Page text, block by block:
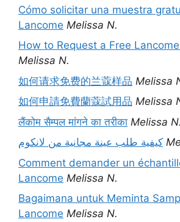
Cómo solicitar una muestra
Lancome Melissa N.
How to Request a Free
Melissa N.
如何请求免费的兰蔻样品 Melissa
如何申請免費蘭蔻試用品 Melissa
लैंकोम सैम्पल मांगने का तरीका Melissa N.
كيفية طلب عينة مجانية من لانكوم
Comment demander un
Lancome Melissa N.
Bagaimana untuk Meminta
Lancome Melissa N.